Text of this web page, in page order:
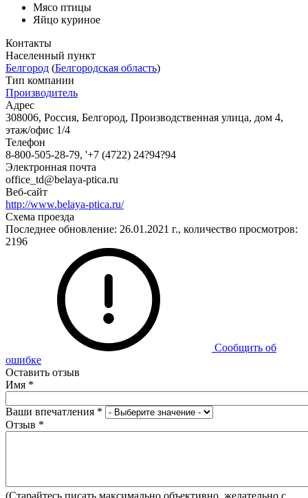
Мясо птицы
Яйцо куриное
Контакты
Населенный пункт
Белгород (Белгородская область)
Тип компании
Производитель
Адрес
308006, Россия, Белгород, Производственная улица, дом 4,
этаж/офис 1/4
Телефон
8-800-505-28-79, '+7 (4722) 24?94?94
Электронная почта
office_td@belaya-ptica.ru
Веб-сайт
http://www.belaya-ptica.ru/
Схема проезда
Последнее обновление: 26.01.2021 г., количество просмотров:
2196
Сообщить об
ошибке
Оставить отзыв
Имя *
Ваши впечатления *
Отзыв *
(Старайтесь писать максимально объективно, желательно с